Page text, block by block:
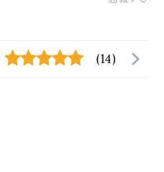
(14)